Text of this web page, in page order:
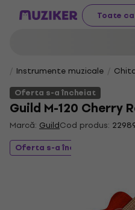
Toate
Instrumente muzicale
Oferta s-a încheiat
Guild M-120 Cherry
Marcă: GuildCod produs:
Oferta s-a încheiat